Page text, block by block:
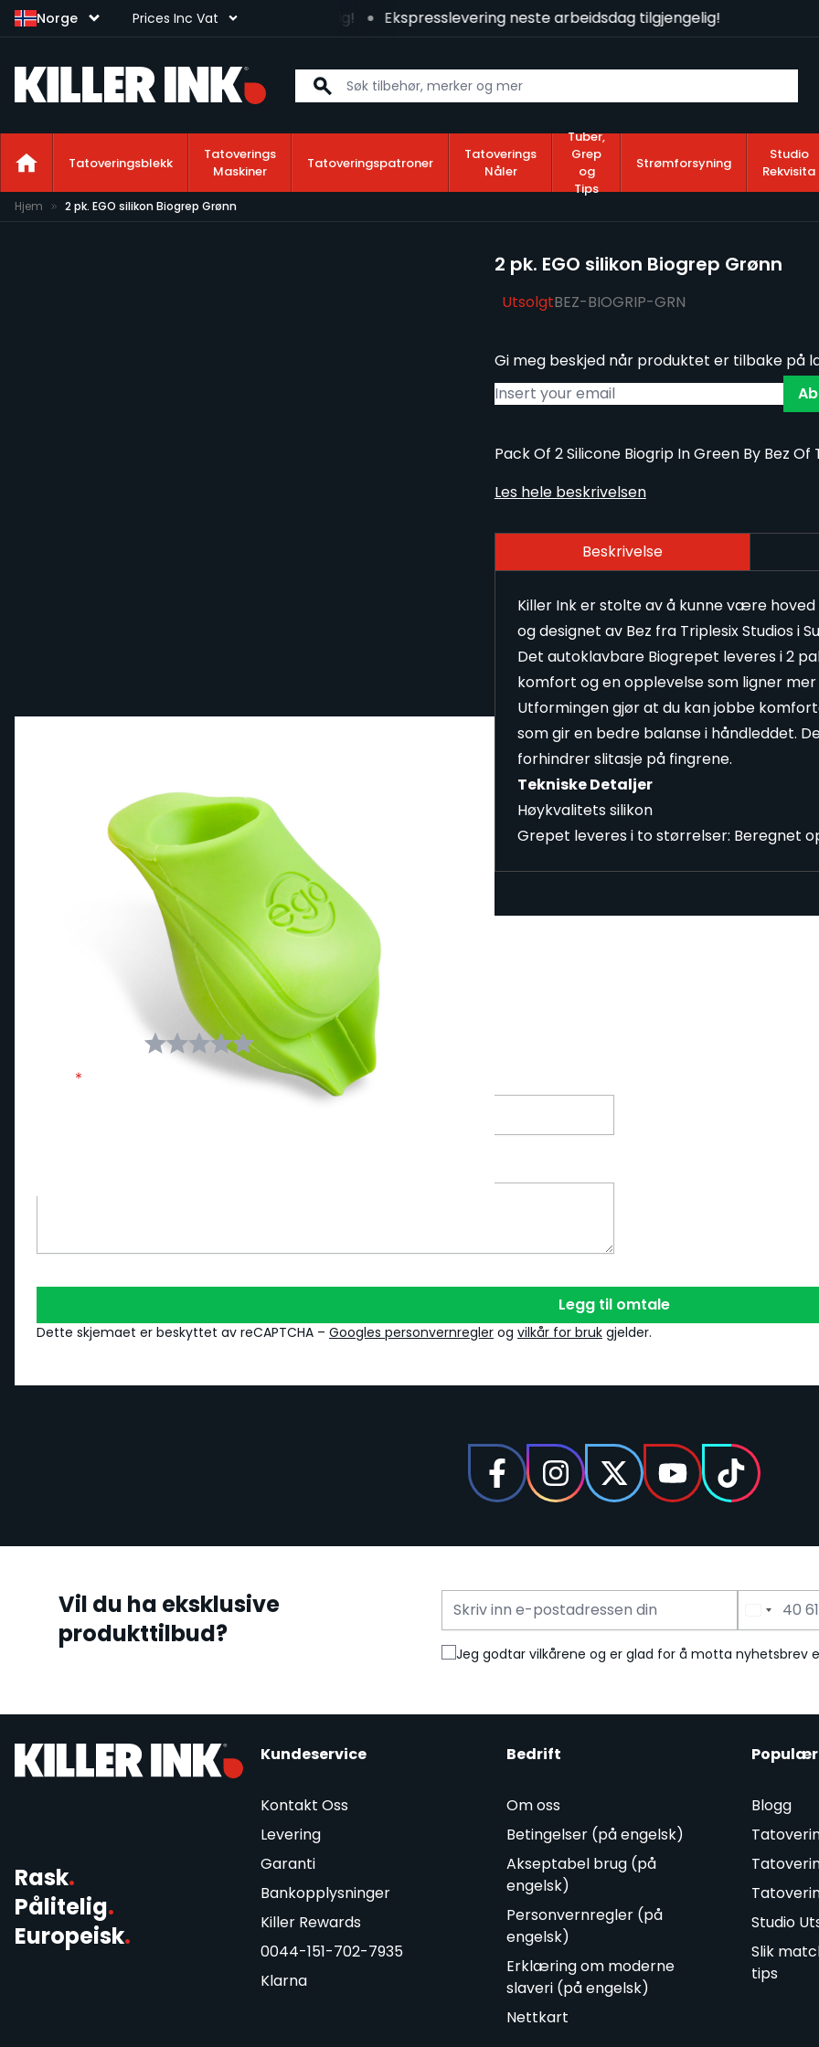
Norge Prices Inc Vat
Ekspresslevering neste arbeidsdag tilgjengelig! Ekspresslevering neste arbeidsdag tilgjengelig!
Tatoveringsblekk
Tatoverings
Maskiner
Tatoveringspatroner
Tatoverings
Nåler
Tuber,
Grep
og
Tips
Strømforsyning
Studio
Rekvisita
Hopp til innhold
Hjem 2 pk. EGO silikon Biogrep Grønn
2 pk. EGO silikon Biogrep Grønn
UtsolgtBEZ-BIOGRIP-GRN
Gi meg beskjed når produktet er tilbake på
Pack Of 2 Silicone Biogrip In Green By Bez Of
Les hele beskrivelsen
Beskrivelse
Killer Ink er stolte av å kunne være
og designet av Bez fra Triplesix Studios i
Det autoklavbare Biogrepet leveres i 2
komfort og en opplevelse som ligner
Utformingen gjør at du kan jobbe
som gir en bedre balanse i håndleddet.
forhindrer slitasje på fingrene.
Tekniske Detaljer
Høykvalitets silikon
Grepet leveres i to størrelser: Beregnet
Write Your Own Review
2 pk. EGO silikon Biogrep Grønn
Legg til omtale
Dette skjemaet er beskyttet av reCAPTCHA – Googles personvernregler og vilkår for bruk gjelder.
Vil du ha eksklusive
produkttilbud?
E-mailadress
Telefonnummer
Jeg godtar vilkårene og er glad for å motta nyhetsbrev
Rask.
Pålitelig.
Europeisk.
Kundeservice
Kontakt Oss
Levering
Garanti
Bankopplysninger
Killer Rewards
0044-151-702-7935
Klarna
Bedrift
Om oss
Betingelser (på engelsk)
Akseptabel brug (på
engelsk)
Personvernregler (på
engelsk)
Erklæring om moderne
slaveri (på engelsk)
Nettkart
Populær
Blogg
Studio
Slik
tips